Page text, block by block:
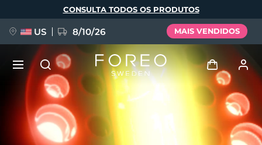
principal
CONSULTA TODOS OS PRODUTOS
US 8/10/26 MAIS VENDIDOS
Entrar
Perfil de usuário
NOVIDADE
BREAKING NEWS
Idioma